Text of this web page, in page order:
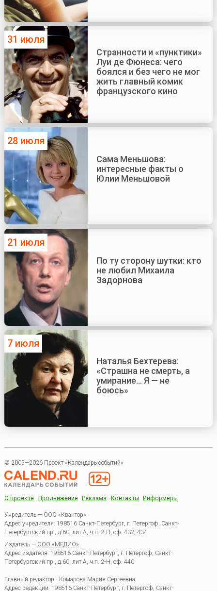
31 июля
Странности и «пунктики»
Луи де Фюнеса: чего
боялся и без чего не мог
жить главный комик
французского кино
28 июля
Сама Меньшова:
интересные факты о
Юлии Меньшовой
21 июля
По ту сторону шутки: кто
не любил Михаила
Задорнова
7 июля
Наталья Бехтерева:
«Страшна не смерть, а
умирание... Я — не
боюсь»
© 2005—2026 Проект «Календарь событий»
О проекте Продвижение Реклама Контакты Информеры
Учредитель — ООО «Квантор»
Адрес учредителя: 198516 Санкт-Петербург, г. Петергоф, Санкт-
Петербургский пр., д.60, лит.А, ч.п. 2-Н, оф. 432, 434
Издатель — ООО «МЕДИО»
Адрес издателя: 198516 Санкт-Петербург, г. Петергоф, Санкт-
Петербургский пр., д.60, лит.А, ч.п. 2-Н, оф. 440
Главный редактор - Комарова Мария Сергеевна
Адрес редакции: 198516 Санкт-Петербург, г. Петергоф, Санкт-